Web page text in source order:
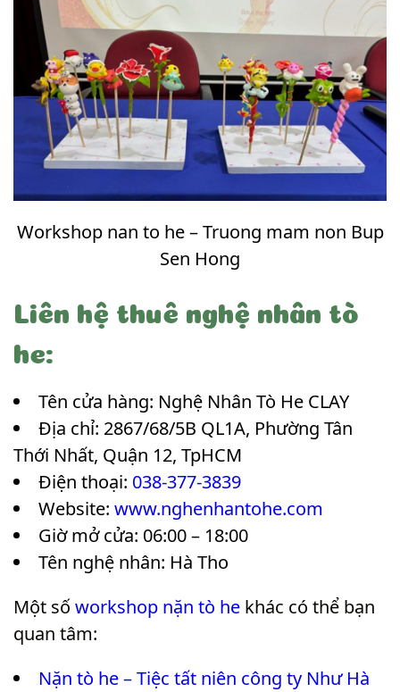
Workshop nan to he – Truong mam non Bup
Sen Hong
Liên hệ thuê nghệ nhân tò
he:
Tên cửa hàng: Nghệ Nhân Tò He CLAY
Địa chỉ: 2867/68/5B QL1A, Phường Tân
Thới Nhất, Quận 12, TpHCM
Điện thoại: 038-377-3839
Website: www.nghenhantohe.com
Giờ mở cửa: 06:00 – 18:00
Tên nghệ nhân: Hà Tho
Một sốworkshop nặn tò he khác có thể bạn
quan tâm:
Nặn tò he – Tiệc tất niên công ty Như Hà